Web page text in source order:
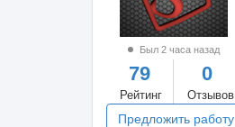
Был 2 часа назад
79
Рейтинг
0
Отзывов
Предложить работу